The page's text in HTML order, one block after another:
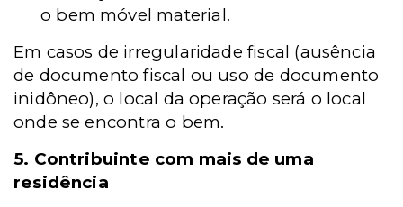
o bem móvel material.
Em casos de irregularidade fiscal (ausência
de documento fiscal ou uso de documento
inidôneo), o local da operação será o local
onde se encontra o bem.
5. Contribuinte com mais de uma
residência